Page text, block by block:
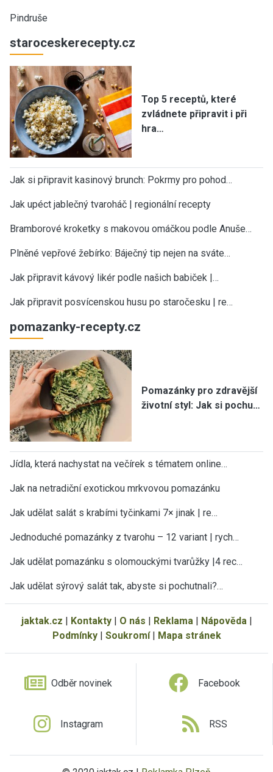
Pindruše
staroceskerecepty.cz
Top 5 receptů, které
zvládnete připravit i při
hra…
Jak si připravit kasinový brunch: Pokrmy pro pohod…
Jak upéct jablečný tvaroháč | regionální recepty
Bramborové kroketky s makovou omáčkou podle Anuše…
Plněné vepřové žebírko: Báječný tip nejen na sváte…
Jak připravit kávový likér podle našich babiček |…
Jak připravit posvícenskou husu po staročesku | re…
pomazanky-recepty.cz
Pomazánky pro zdravější
životní styl: Jak si pochu…
Jídla, která nachystat na večírek s tématem online…
Jak na netradiční exotickou mrkvovou pomazánku
Jak udělat salát s krabími tyčinkami 7× jinak | re…
Jednoduché pomazánky z tvarohu – 12 variant | rych…
Jak udělat pomazánku s olomouckými tvarůžky |4 rec…
Jak udělat sýrový salát tak, abyste si pochutnali?…
jaktak.cz | Kontakty| O nás | Reklama | Nápověda |
Podmínky| Soukromí| Mapa stránek
Odběr novinek Facebook
Instagram RSS